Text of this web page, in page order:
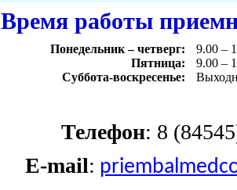
Время работы
Понедельник – четверг:
9.00 –
Пятница:
9.00 –
Суббота-воскресенье:
Телефон: 8
E-mail: